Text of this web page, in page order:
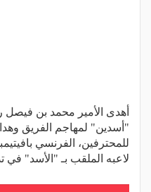
أهدى الأمير محمد بن فيصل
"أسدين" لمهاجم الفريق
للمحترفين، الفرنسي
لاعبه الملقب بـ "الأسد" في